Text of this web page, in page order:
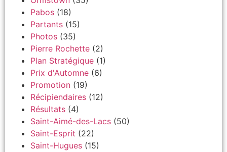
Pabos (18)
Partants (15)
Photos (35)
Pierre Rochette (2)
Plan Stratégique (1)
Prix d'Automne (6)
Promotion (19)
Récipiendaires (12)
Résultats (4)
Saint-Aimé-des-Lacs (50)
Saint-Esprit (22)
Saint-Hugues (15)